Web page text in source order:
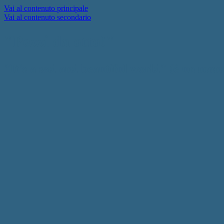
Vai al contenuto principale
Vai al contenuto secondario